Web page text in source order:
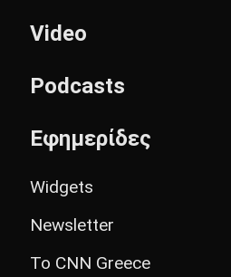
Video
Podcasts
Εφημερίδες
Widgets
Newsletter
Το CNN Greece